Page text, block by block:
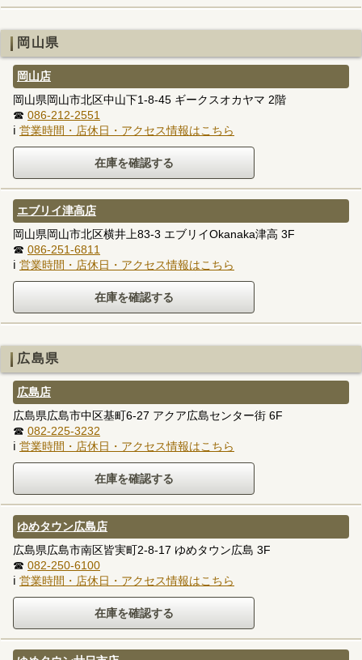
岡山県
岡山店
岡山県岡山市北区中山下1-8-45 ギークスオカヤマ 2階
☎ 086-212-2551
ℹ 営業時間・店休日・アクセス情報はこちら
エブリイ津高店
岡山県岡山市北区横井上83-3 エブリイOkanaka津高 3F
☎ 086-251-6811
ℹ 営業時間・店休日・アクセス情報はこちら
広島県
広島店
広島県広島市中区基町6-27 アクア広島センター街 6F
☎ 082-225-3232
ℹ 営業時間・店休日・アクセス情報はこちら
ゆめタウン広島店
広島県広島市南区皆実町2-8-17 ゆめタウン広島 3F
☎ 082-250-6100
ℹ 営業時間・店休日・アクセス情報はこちら